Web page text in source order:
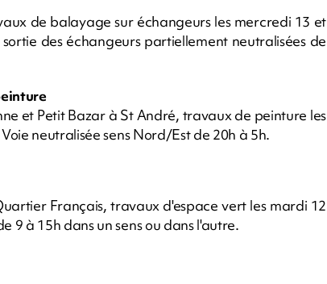
de balayage sur échangeurs les mercredi 13 et
des échangeurs partiellement neutralisées de
et Petit Bazar à St André, travaux de peinture les
neutralisée sens Nord/Est de 20h à 5h.
Français, travaux d'espace vert les mardi 12
9 à 15h dans un sens ou dans l'autre.